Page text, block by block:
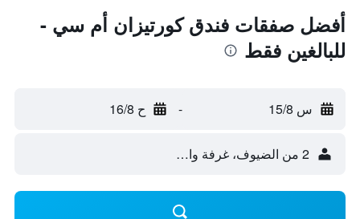
أفضل صفقات فندق كورتيزان أم سي -
للبالغين فقط
س 15/8 - ح 16/8
2 من الضيوف، غرفة واحدة